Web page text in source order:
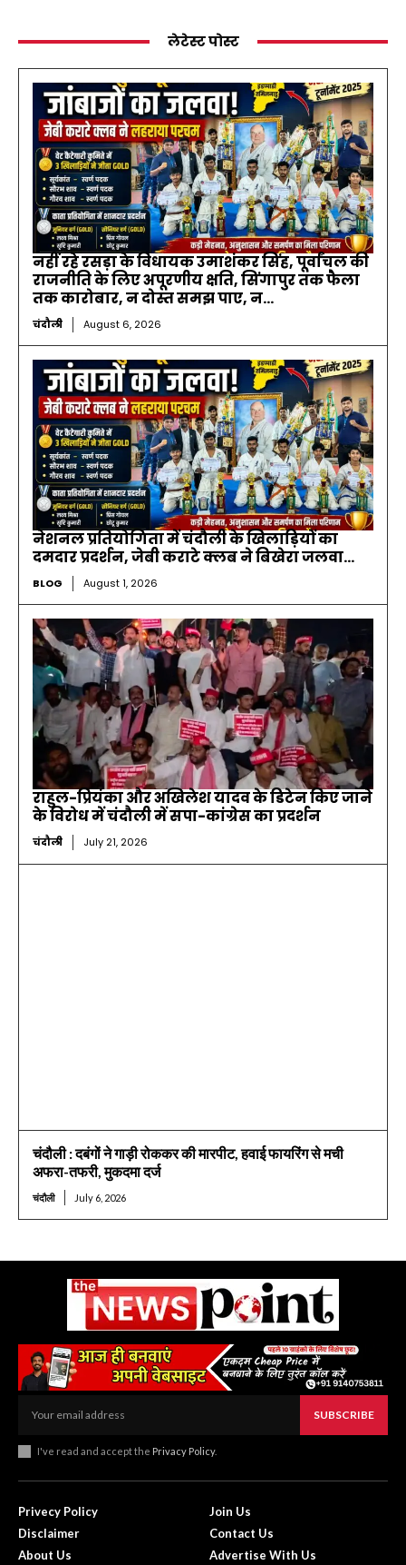
लेटेस्ट पोस्ट
नहीं रहे रसड़ा के विधायक उमाशंकर सिंह, पूर्वांचल की
राजनीति के लिए अपूरणीय क्षति, सिंगापुर तक फैला
तक कारोबार, न दोस्त समझ पाए, न...
चंदौली August 6, 2026
नेशनल प्रतियोगिता में चंदौली के खिलाड़ियों का
दमदार प्रदर्शन, जेबी कराटे क्लब ने बिखेरा जलवा…
BLOG August 1, 2026
राहुल-प्रियंका और अखिलेश यादव के डिटेन किए जाने
के विरोध में चंदौली में सपा-कांग्रेस का प्रदर्शन
चंदौली July 21, 2026
चंदौली : दबंगों ने गाड़ी रोककर की मारपीट, हवाई फायरिंग से मची
अफरा-तफरी, मुकदमा दर्ज
चंदौली July 6, 2026
SUBSCRIBE
I've read and accept the Privacy Policy.
Privecy Policy
Disclaimer
About Us
Join Us
Contact Us
Advertise With Us